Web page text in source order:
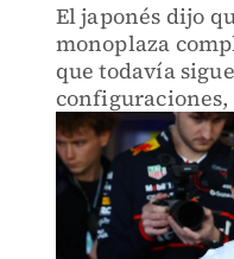
El japonés dijo
monoplaza
que todavía
debilidades